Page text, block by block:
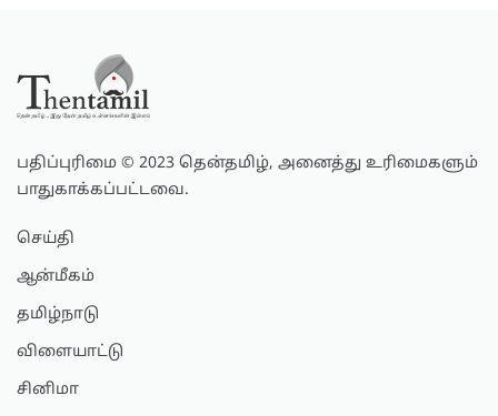
பதிப்புரிமை © 2023 தென்தமிழ், அனைத்து உரிமைகளும்
பாதுகாக்கப்பட்டவை.
செய்தி
ஆன்மீகம்
தமிழ்நாடு
விளையாட்டு
சினிமா